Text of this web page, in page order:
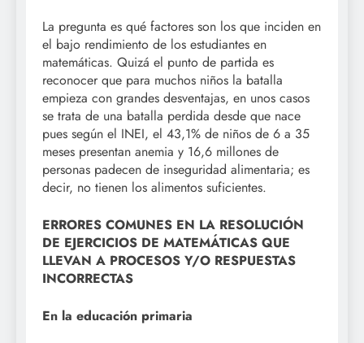
La pregunta es qué factores son los que inciden en
el bajo rendimiento de los estudiantes en
matemáticas. Quizá el punto de partida es
reconocer que para muchos niños la batalla
empieza con grandes desventajas, en unos casos
se trata de una batalla perdida desde que nace
pues según el INEI, el 43,1% de niños de 6 a 35
meses presentan anemia y 16,6 millones de
personas padecen de inseguridad alimentaria; es
decir, no tienen los alimentos suficientes.
ERRORES COMUNES EN LA RESOLUCIÓN
DE EJERCICIOS DE MATEMÁTICAS QUE
LLEVAN A PROCESOS Y/O RESPUESTAS
INCORRECTAS
En la educación primaria